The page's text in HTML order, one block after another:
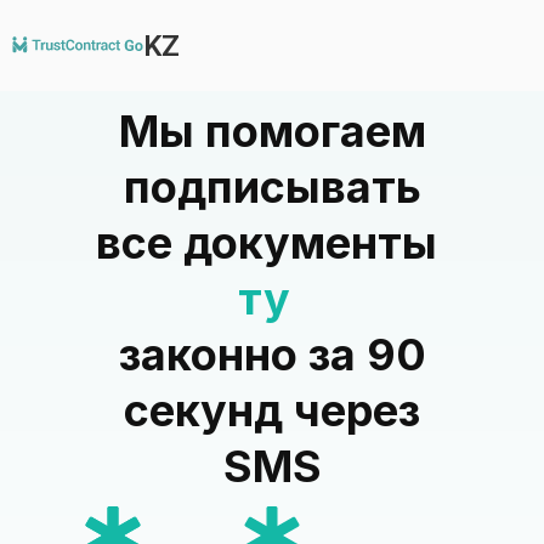
KZ
Мы помогаем
подписывать
все документы
турагентств
законно за 90
секунд через
SMS